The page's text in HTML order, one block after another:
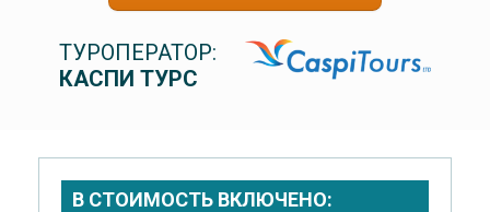
ТУРОПЕРАТОР:
КАСПИ ТУРС
В СТОИМОСТЬ ВКЛЮЧЕНО: